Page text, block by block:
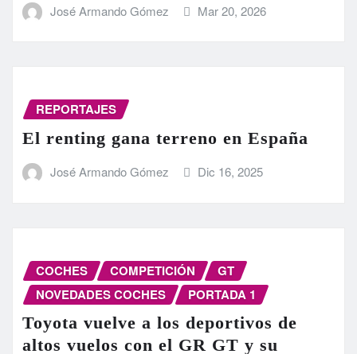
José Armando Gómez Mar 20, 2026
REPORTAJES
El renting gana terreno en España
José Armando Gómez Dic 16, 2025
COCHES COMPETICIÓN
GT
NOVEDADES COCHES
PORTADA 1
Toyota vuelve a los deportivos de
altos vuelos con el GR GT y su